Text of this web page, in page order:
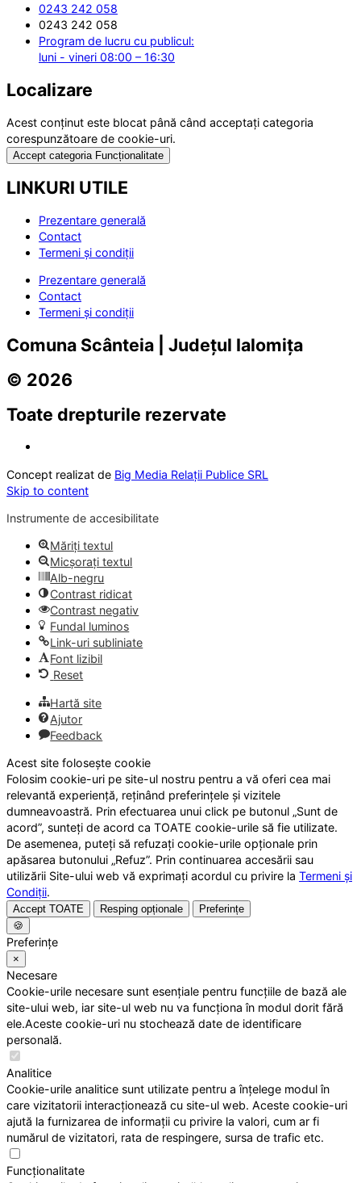
0243 242 058
0243 242 058
Program de lucru cu publicul:
luni - vineri 08:00 – 16:30
Localizare
Acest conținut este blocat până când acceptați categoria
corespunzătoare de cookie-uri.
Accept categoria Funcționalitate
LINKURI UTILE
Prezentare generală
Contact
Termeni și condiții
Prezentare generală
Contact
Termeni și condiții
Comuna Scânteia | Județul Ialomița
© 2026
Toate drepturile rezervate
Concept realizat de Big Media Relații Publice SRL
Skip to content
Instrumente de accesibilitate
Măriți textul
Micșorați textul
Alb-negru
Contrast ridicat
Contrast negativ
Fundal luminos
Link-uri subliniate
Font lizibil
Reset
Hartă site
Ajutor
Feedback
Acest site folosește cookie
Folosim cookie-uri pe site-ul nostru pentru a vă oferi cea mai
relevantă experiență, reținând preferințele și vizitele
dumneavoastră. Prin efectuarea unui click pe butonul „Sunt de
acord”, sunteți de acord ca TOATE cookie-urile să fie utilizate.
De asemenea, puteți să refuzați cookie-urile opționale prin
apăsarea butonului „Refuz”. Prin continuarea accesării sau
utilizării Site-ului web vă exprimați acordul cu privire la Termeni și
Condiții.
Accept TOATE Resping opționale
Preferințe
🍪
Preferințe
×
Necesare
Cookie-urile necesare sunt esențiale pentru funcțiile de bază ale
site-ului web, iar site-ul web nu va funcționa în modul dorit fără
ele.Aceste cookie-uri nu stochează date de identificare
personală.
Analitice
Cookie-urile analitice sunt utilizate pentru a înțelege modul în
care vizitatorii interacționează cu site-ul web. Aceste cookie-uri
ajută la furnizarea de informații cu privire la valori, cum ar fi
numărul de vizitatori, rata de respingere, sursa de trafic etc.
Funcționalitate